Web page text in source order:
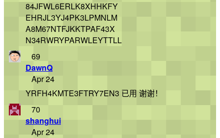
84JFWL6ERLK8XHHKFY
EHRJL3YJ4PK3LPMNLM
A8M67NTFJKKTPAF43X
N34RWRYPARWLEYTTLL
69
DawnQ
Apr 24
YRFH4KMTE3FTRY7EN3 已用 谢谢！
70
shanghui
Apr 24